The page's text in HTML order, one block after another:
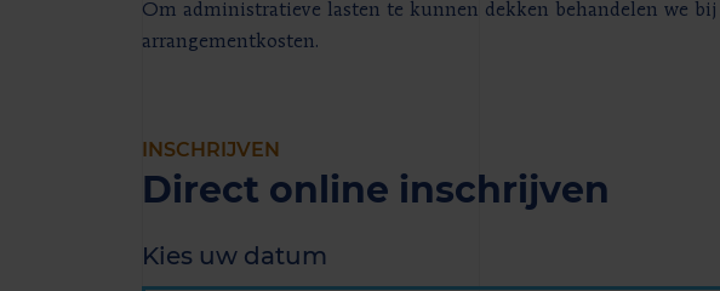
Om administratieve lasten te kunnen dekken behandelen we
arrangementkosten.
INSCHRIJVEN
Direct online inschrijven
Kies uw datum